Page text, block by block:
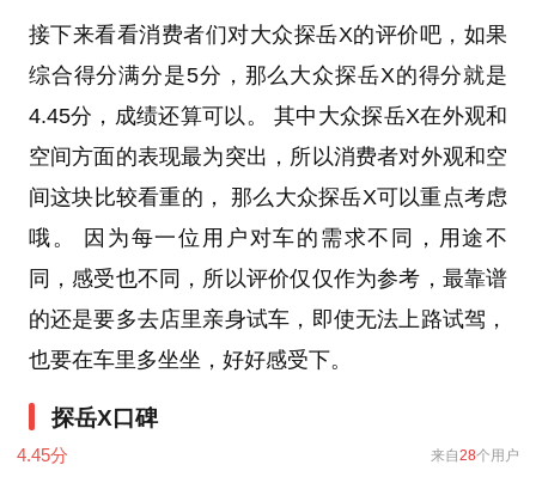
接下来看看消费者们对大众探岳X的评价吧，如果
综合得分满分是5分，那么大众探岳X的得分就是
4.45分，成绩还算可以。 其中大众探岳X在外观和
空间方面的表现最为突出，所以消费者对外观和空
间这块比较看重的， 那么大众探岳X可以重点考虑
哦。 因为每一位用户对车的需求不同，用途不
同，感受也不同，所以评价仅仅作为参考，最靠谱
的还是要多去店里亲身试车，即使无法上路试驾，
也要在车里多坐坐，好好感受下。
探岳X口碑
4.45分 来自28个用户